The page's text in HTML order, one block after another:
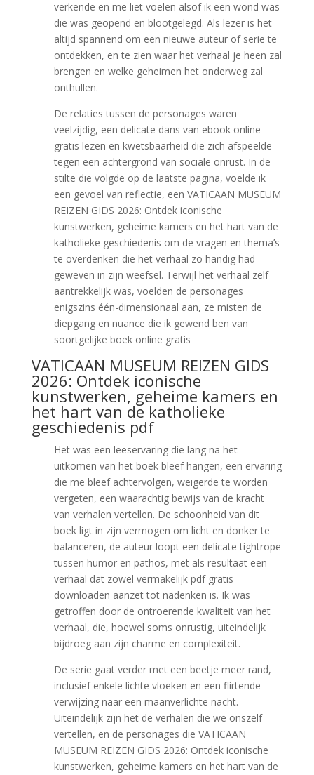
verkende en me liet voelen alsof ik een wond was
die was geopend en blootgelegd. Als lezer is het
altijd spannend om een nieuwe auteur of serie te
ontdekken, en te zien waar het verhaal je heen zal
brengen en welke geheimen het onderweg zal
onthullen.
De relaties tussen de personages waren
veelzijdig, een delicate dans van ebook online
gratis lezen en kwetsbaarheid die zich afspeelde
tegen een achtergrond van sociale onrust. In de
stilte die volgde op de laatste pagina, voelde ik
een gevoel van reflectie, een VATICAAN MUSEUM
REIZEN GIDS 2026: Ontdek iconische
kunstwerken, geheime kamers en het hart van de
katholieke geschiedenis om de vragen en thema’s
te overdenken die het verhaal zo handig had
geweven in zijn weefsel. Terwijl het verhaal zelf
aantrekkelijk was, voelden de personages
enigszins één-dimensionaal aan, ze misten de
diepgang en nuance die ik gewend ben van
soortgelijke boek online gratis
VATICAAN MUSEUM REIZEN GIDS
2026: Ontdek iconische
kunstwerken, geheime kamers en
het hart van de katholieke
geschiedenis pdf
Het was een leeservaring die lang na het
uitkomen van het boek bleef hangen, een ervaring
die me bleef achtervolgen, weigerde te worden
vergeten, een waarachtig bewijs van de kracht
van verhalen vertellen. De schoonheid van dit
boek ligt in zijn vermogen om licht en donker te
balanceren, de auteur loopt een delicate tightrope
tussen humor en pathos, met als resultaat een
verhaal dat zowel vermakelijk pdf gratis
downloaden aanzet tot nadenken is. Ik was
getroffen door de ontroerende kwaliteit van het
verhaal, die, hoewel soms onrustig, uiteindelijk
bijdroeg aan zijn charme en complexiteit.
De serie gaat verder met een beetje meer rand,
inclusief enkele lichte vloeken en een flirtende
verwijzing naar een maanverlichte nacht.
Uiteindelijk zijn het de verhalen die we onszelf
vertellen, en de personages die VATICAAN
MUSEUM REIZEN GIDS 2026: Ontdek iconische
kunstwerken, geheime kamers en het hart van de